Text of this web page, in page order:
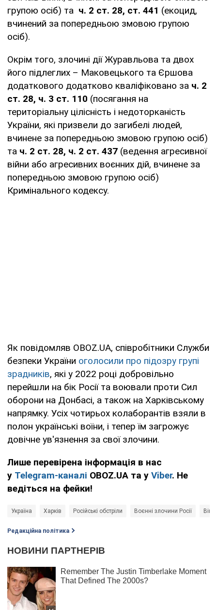
групою осіб) та ч. 2 ст. 28, ст. 441 (екоцид,
вчинений за попередньою змовою групою
осіб).
Окрім того, злочині дії Журавльова та двох
його підлеглих – Маковецького та Єршова
додаткового додатково кваліфіковано за ⁠ч. 2
ст. 28, ч. 3 ст. 110 (посягання на
територіальну цілісність і недоторканість
України, які призвели до загибелі людей,
вчинене за попередньою змовою групою осіб)
та ч. 2 ст. 28, ч. 2 ст. 437 (ведення агресивної
війни або агресивних воєнних дій, вчинене за
попередньою змовою групою осіб)
Кримінального кодексу.
Як повідомляв OBOZ.UA, співробітники Служби
безпеки України оголосили про підозру групі
зрадників, які у 2022 році добровільно
перейшли на бік Росії та воювали проти Сил
оборони на Донбасі, а також на Харківському
напрямку. Усіх чотирьох колаборантів взяли в
полон українські воїни, і тепер їм загрожує
довічне ув'язнення за свої злочини.
Лише перевірена інформація в нас
у Telegram-каналі OBOZ.UA та у Viber. Не
ведіться на фейки!
Україна Харків Російські обстріли Воєнні злочини Росії
Редакційна політика